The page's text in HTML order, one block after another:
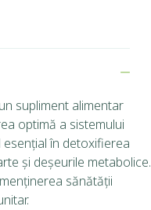
supliment alimentar
optimă a sistemului
în detoxifierea
și deșeurile metabolice.
sănătății